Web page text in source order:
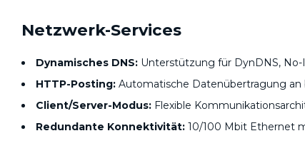
Netzwerk-Services
Dynamisches DNS: Unterstützung für DynDNS,
HTTP-Posting: Automatische Datenübertragung an
Client/Server-Modus: Flexible
Redundante Konnektivität: 10/100 Mbit Ethernet